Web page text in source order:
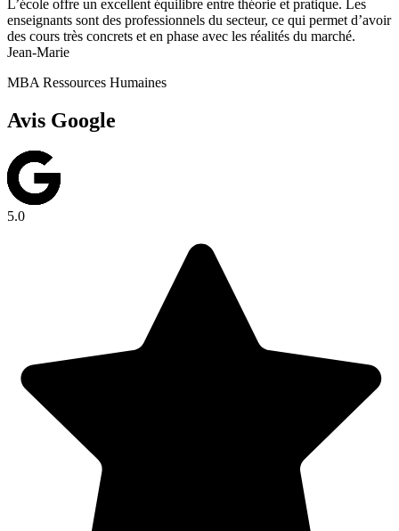
L’école offre un excellent équilibre entre théorie et pratique. Les
enseignants sont des professionnels du secteur, ce qui permet d’avoir
des cours très concrets et en phase avec les réalités du marché.
Jean-Marie
MBA Ressources Humaines
Avis Google
5.0